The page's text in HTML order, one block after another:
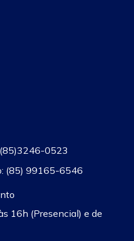
0523
(85) 99165-6546
16h (Presencial) e de